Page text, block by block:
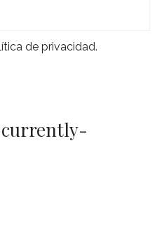
de privacidad.
currently-